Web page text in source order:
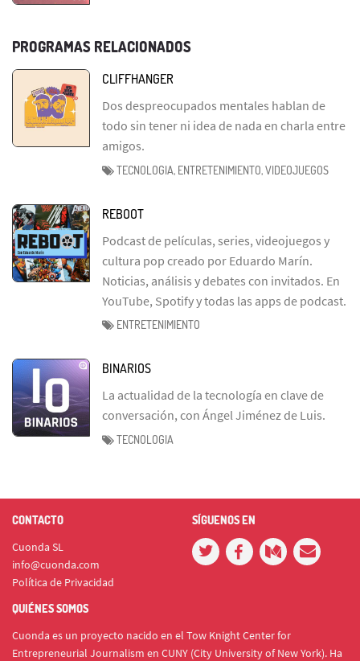
PROGRAMAS RELACIONADOS
CLIFFHANGER
Dos despreocupados mentales hablan de
todo sin tener ni idea de nada en charla entre
amigos.
TECNOLOGIA, ENTRETENIMIENTO, VIDEOJUEGOS
REBOOT
Podcast de películas, series, videojuegos y
cultura pop creado por Eduardo Marín.
Noticias, análisis y debates con invitados. En
YouTube, Spotify y todas las apps de podcast.
ENTRETENIMIENTO
BINARIOS
La actualidad de la tecnología en clave de
conversación, con Ángel Jiménez de Luis.
TECNOLOGIA
CONTACTO
Cuonda SL
info@cuonda.com
Política de Privacidad
SÍGUENOS EN
QUIÉNES SOMOS
Cuonda es un proyecto nacido en el Tow Knight Center for
Entrepreneurial Journalism en CUNY (City University of New York). Ha